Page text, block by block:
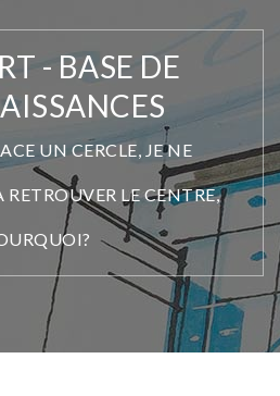
- BASE DE
UN CERCLE, JE NE
RETROUVER LE CENTRE,